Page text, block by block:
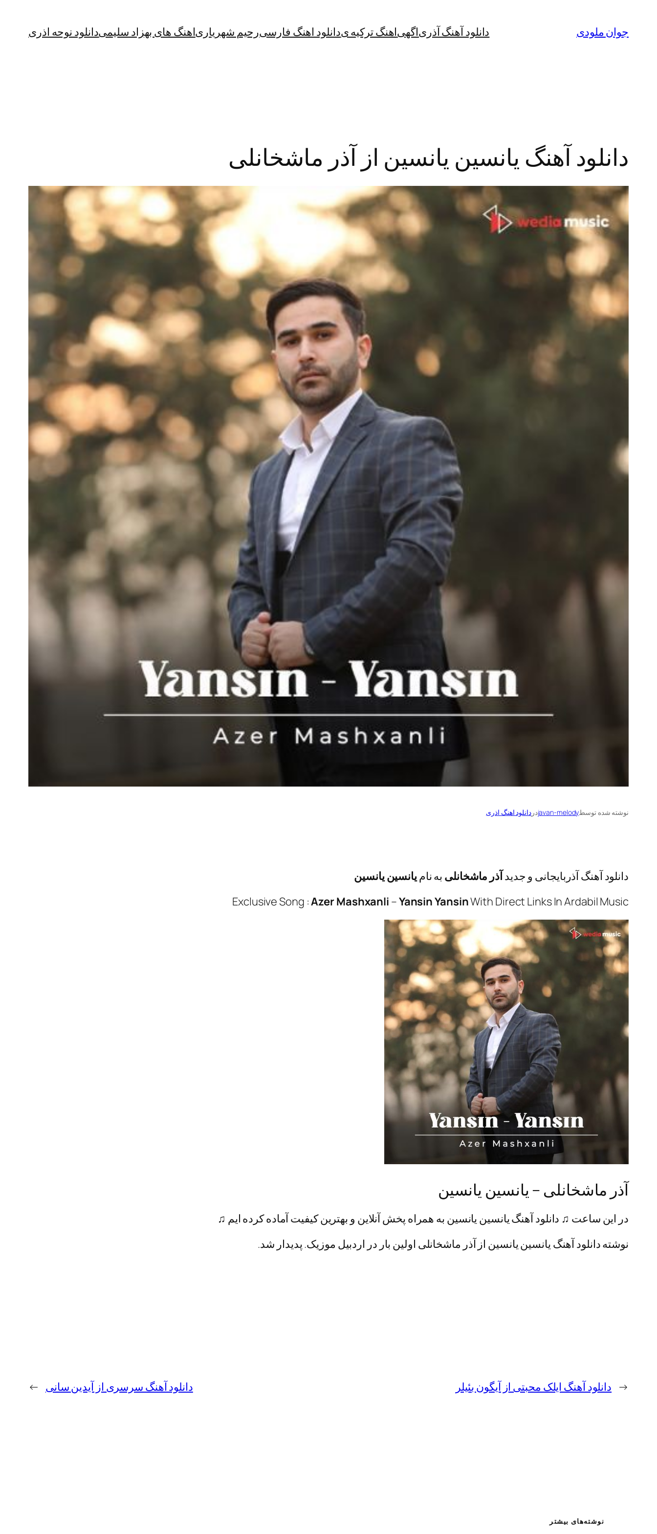
جوان ملودی دانلود آهنگ آذریاگهیاهنگ ترکیه یدانلود اهنگ فارسیرحیم شهریاریاهنگ های بهزاد سلیمیدانلود نوحه اذری
دانلود آهنگ یانسین یانسین از آذر ماشخانلی
نوشته شده توسطjavan-melodyدردانلود اهنگ اذری
دانلود آهنگ آذربایجانی و جدیدآذر ماشخانلی به نامیانسین یانسین
Exclusive Song :Azer Mashxanli –Yansin YansinWith Direct Links In Ardabil Music
آذر ماشخانلی – یانسین یانسین
در این ساعت ♫ دانلود آهنگ یانسین یانسین به همراه پخش آنلاین و بهترین کیفیت آماده کرده ایم ♫
نوشته دانلود آهنگ یانسین یانسین از آذر ماشخانلی اولین بار در اردبیل موزیک. پدیدار شد.
← دانلود آهنگ ایلک محبتی از آیگون بئیلر دانلود آهنگ سرسری از آیدین سانی →
نوشته‌های بیشتر